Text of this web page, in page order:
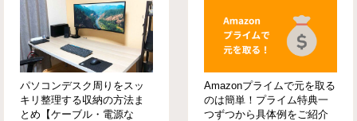
パソコンデスク周りをスッ
キリ整理する収納の方法ま
とめ【ケーブル・電源な
Amazonプライムで元を取る
のは簡単！プライム特典一
つずつから具体例をご紹介